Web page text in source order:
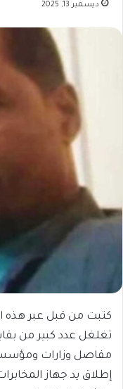
ديسمبر 13, 2025
كتبت من قبل عبر هذه
تغلغل عدد كبير من
مفاصل وزارات
إطلاق يد جهاز